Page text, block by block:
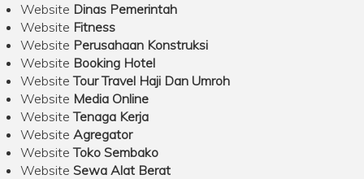
Website Dinas Pemerintah
Website Fitness
Website Perusahaan Konstruksi
Website Booking Hotel
WebsiteTour Travel Haji Dan Umroh
Website Media Online
WebsiteTenaga Kerja
Website Agregator
WebsiteToko Sembako
Website Sewa Alat Berat